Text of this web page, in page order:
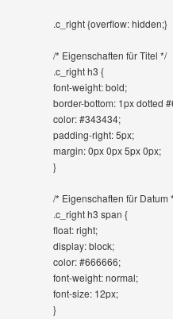
.c_right {overflow: hidden;}
/* Eigenschaften für Titel */
.c_right h3 {
font-weight: bold;
border-bottom: 1px dotted
color: #343434;
padding-right: 5px;
margin: 0px 0px 5px 0px;
}
/* Eigenschaften für Datum
.c_right h3 span {
float: right;
display: block;
color: #666666;
font-weight: normal;
font-size: 12px;
}